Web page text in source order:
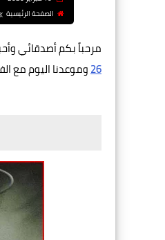
الصفحة الرئيسية
مرحباً بكم أصدقائي
26وموعدنا اليوم مع